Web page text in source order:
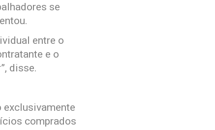
se
entre o
e o
disse.
exclusivamente
comprados